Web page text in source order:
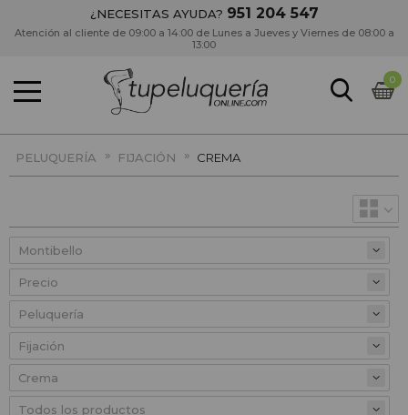
¿NECESITAS AYUDA? 951 204 547
Atención al cliente de 09:00 a 14:00 de Lunes a Jueves y Viernes de 08:00 a
13:00
0
PELUQUERÍA » FIJACIÓN » CREMA
Precio